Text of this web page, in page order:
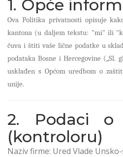
1. Opće
Ova Politika privatnosti opisuje
kantona (u daljem tekstu: "mi" ili
čuva i štiti vaše lične podatke u
podataka Bosne i Hercegovine („Sl.
usklađen s Općom uredbom o
unije.
2. Podaci o
(kontroloru)
Naziv firme: Ured Vlade